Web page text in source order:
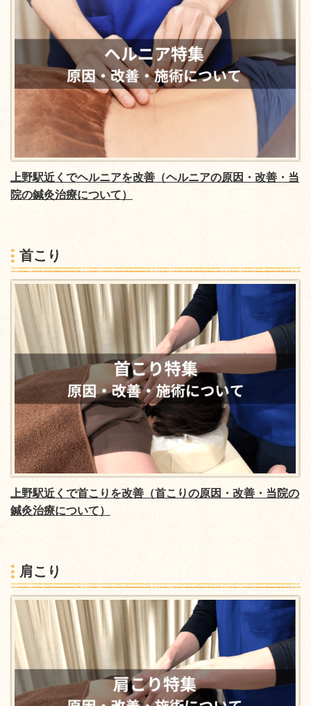
上野駅近くでヘルニアを改善（ヘルニアの原因・改善・当
院の鍼灸治療について）
首こり
上野駅近くで首こりを改善（首こりの原因・改善・当院の
鍼灸治療について）
肩こり